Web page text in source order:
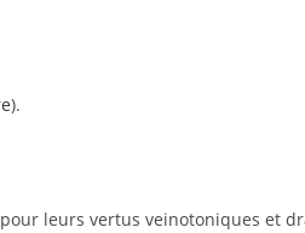
).
leurs vertus veinotoniques et